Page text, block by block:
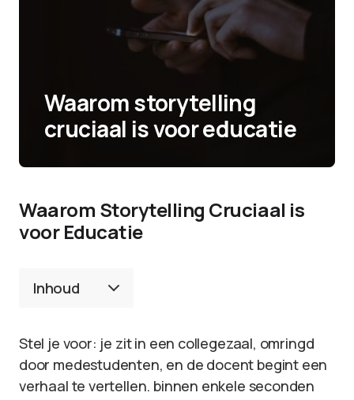
Waarom storytelling
cruciaal is voor educatie
Waarom Storytelling Cruciaal is
voor Educatie
Inhoud
Stel je voor: je zit in een collegezaal, omringd
door medestudenten, en de docent begint een
verhaal te vertellen. binnen enkele seconden